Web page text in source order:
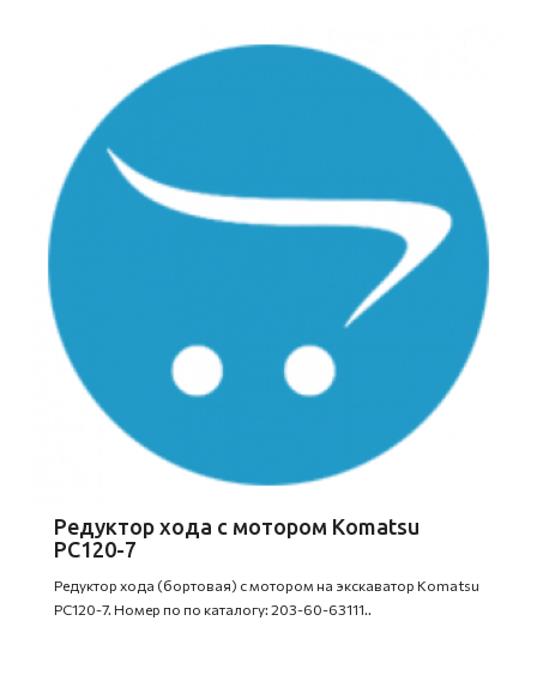
Редуктор хода c мотором Komatsu
PC120-7
Редуктор хода (бортовая) с мотором на экскаватор Komatsu
PC120-7. Номер по по каталогу: 203-60-63111..